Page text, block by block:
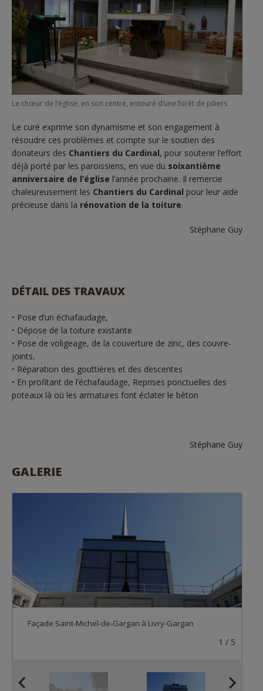
Le chœur de l’église, en son centre, entouré d’une forêt de piliers
Le curé exprime son dynamisme et son engagement à
résoudre ces problèmes et compte sur le soutien des
donateurs des Chantiers du Cardinal, pour soutenir l’effort
déjà porté par les paroissiens, en vue du soixantième
anniversaire de l’église l’année prochaine. Il remercie
chaleureusement les Chantiers du Cardinal pour leur aide
précieuse dans la rénovation de la toiture.
Stéphane Guy
DÉTAIL DES TRAVAUX
• Pose d’un échafaudage,
• Dépose de la toiture existante
• Pose de voligeage, de la couverture de zinc, des couvre-
joints,
• Réparation des gouttières et des descentes
• En profitant de l’échafaudage, Reprises ponctuelles des
poteaux là où les armatures font éclater le béton
Stéphane Guy
GALERIE
Façade Saint-Michel-de-Gargan à Livry-Gargan
1 / 5
5
1 5
5